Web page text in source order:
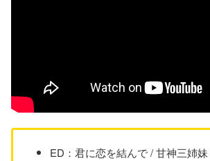
ED：君に恋を結んで / 甘神三姉